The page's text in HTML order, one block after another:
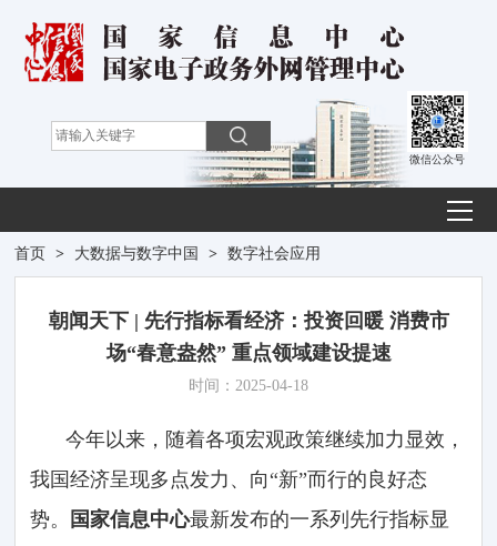
微信公众号
首页 > 大数据与数字中国 > 数字社会应用
朝闻天下 | 先行指标看经济：投资回暖 消费市
场“春意盎然” 重点领域建设提速
时间：2025-04-18
今年以来，随着各项宏观政策继续加力显效，
我国经济呈现多点发力、向“新”而行的良好态
势。
国家信息中心最新发布的一系列先行指标显